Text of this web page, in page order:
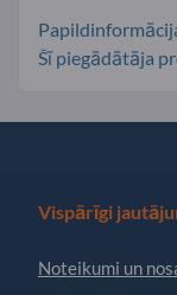
Šī piegādātāja
Vispārīgi
Noteikumi un